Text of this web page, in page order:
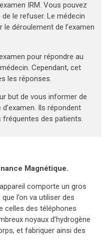
IRM. Vous pouvez
le refuser. Le médecin
déroulement de l’examen
pour répondre au
Cependant, cet
les réponses.
but de vous informer de
Ils répondent
fréquentes des patients.
Magnétique.
comporte un gros
l’on va utiliser des
celles des téléphones
noyaux d’hydrogène
et fabriquer ainsi des